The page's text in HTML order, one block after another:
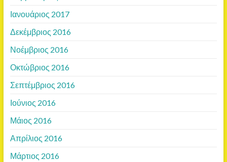
Ιανουάριος 2017
Δεκέμβριος 2016
Νοέμβριος 2016
Οκτώβριος 2016
Σεπτέμβριος 2016
Ιούνιος 2016
Μάιος 2016
Απρίλιος 2016
Μάρτιος 2016